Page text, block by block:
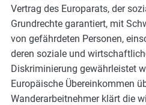
Vertrag des Europarats, der
Grundrechte garantiert, mit
von gefährdeten Personen,
deren soziale und
Diskriminierung gewährleistet
Europäische Übereinkommen
Wanderarbeitnehmer klärt die